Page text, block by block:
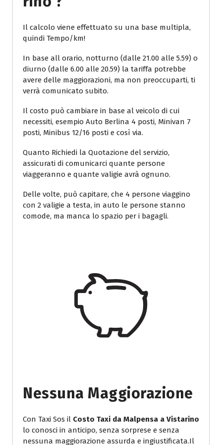
Il calcolo viene effettuato su una base multipla,
quindi Tempo/km!
In base all orario, notturno (dalle 21.00 alle 5.59) o
diurno (dalle 6.00 alle 20.59) la tariffa potrebbe
avere delle maggiorazioni, ma non preoccuparti, ti
verrà comunicato subito.
Il costo può cambiare in base al veicolo di cui
necessiti, esempio Auto Berlina 4 posti, Minivan 7
posti, Minibus 12/16 posti e così via.
Quanto Richiedi la Quotazione del servizio,
assicurati di comunicarci quante persone
viaggeranno e quante valigie avrà ognuno.
Delle volte, può capitare, che 4 persone viaggino
con 2 valigie a testa, in auto le persone stanno
comode, ma manca lo spazio per i bagagli.
Nessuna Maggiorazione
Con Taxi Sos il Costo Taxi da Malpensa a Vistarino
lo conosci in anticipo, senza sorprese e senza
nessuna maggiorazione assurda e ingiustificata.Il